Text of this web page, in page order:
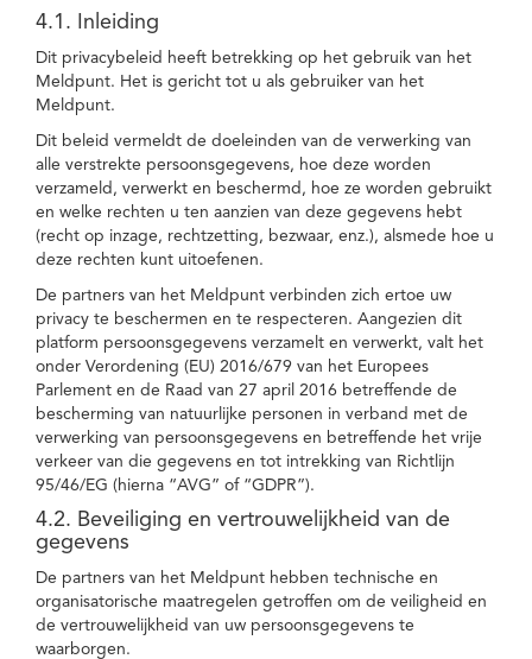
4.1. Inleiding
Dit privacybeleid heeft betrekking op het gebruik van het
Meldpunt. Het is gericht tot u als gebruiker van het
Meldpunt.
Dit beleid vermeldt de doeleinden van de verwerking van
alle verstrekte persoonsgegevens, hoe deze worden
verzameld, verwerkt en beschermd, hoe ze worden gebruikt
en welke rechten u ten aanzien van deze gegevens hebt
(recht op inzage, rechtzetting, bezwaar, enz.), alsmede hoe u
deze rechten kunt uitoefenen.
De partners van het Meldpunt verbinden zich ertoe uw
privacy te beschermen en te respecteren. Aangezien dit
platform persoonsgegevens verzamelt en verwerkt, valt het
onder Verordening (EU) 2016/679 van het Europees
Parlement en de Raad van 27 april 2016 betreffende de
bescherming van natuurlijke personen in verband met de
verwerking van persoonsgegevens en betreffende het vrije
verkeer van die gegevens en tot intrekking van Richtlijn
95/46/EG (hierna “AVG” of “GDPR”).
4.2. Beveiliging en vertrouwelijkheid van de
gegevens
De partners van het Meldpunt hebben technische en
organisatorische maatregelen getroffen om de veiligheid en
de vertrouwelijkheid van uw persoonsgegevens te
waarborgen.